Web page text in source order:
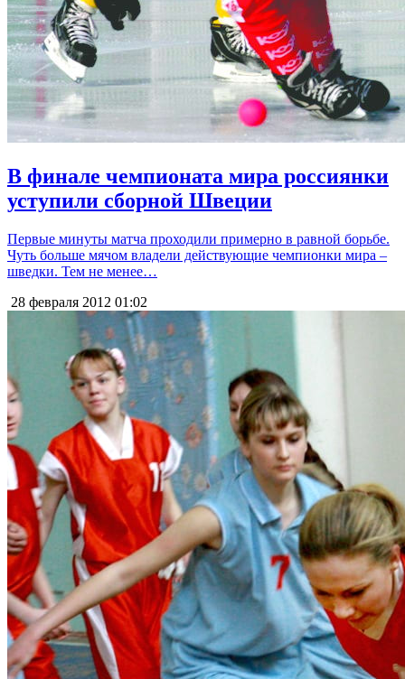
В финале чемпионата мира россиянки
уступили сборной Швеции
Первые минуты матча проходили примерно в равной борьбе.
Чуть больше мячом владели действующие чемпионки мира –
шведки. Тем не менее…
28 февраля 2012 01:02